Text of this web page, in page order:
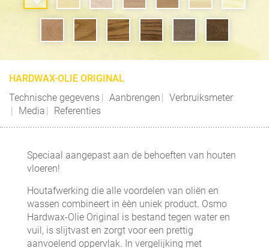
HARDWAX-OLIE ORIGINAL
Technische gegevens
Aanbrengen
Verbruiksmeter
Media
Referenties
Speciaal aangepast aan de behoeften van houten
vloeren!
Houtafwerking die alle voordelen van oliën en
wassen combineert in èèn uniek product. Osmo
Hardwax-Olie Original is bestand tegen water en
vuil, is slijtvast en zorgt voor een prettig
aanvoelend oppervlak. In vergelijking met